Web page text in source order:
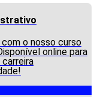
o nosso curso
online para